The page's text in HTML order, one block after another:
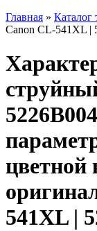
Главная » Каталог
Canon CL-541XL |
цветной
541XL |